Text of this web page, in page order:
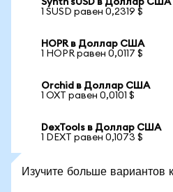
Synth sUSD в Доллар США
1 SUSD равен 0,2319 $
HOPR в Доллар США
1 HOPR равен 0,0117 $
Orchid в Доллар США
1 OXT равен 0,0101 $
DexTools в Доллар США
1 DEXT равен 0,1073 $
Изучите больше вариантов